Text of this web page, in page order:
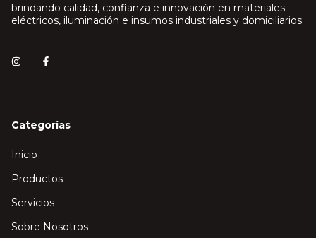
brindando calidad, confianza e innovación en materiales
eléctricos, iluminación e insumos industriales y domiciliarios.
Categorías
Inicio
Productos
Servicios
Sobre Nosotros